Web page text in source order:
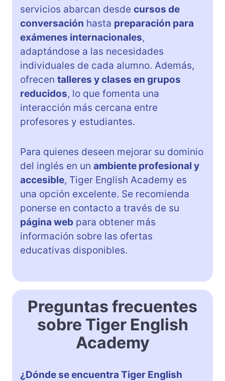
servicios abarcan desde cursos de
conversación hasta preparación para
exámenes internacionales,
adaptándose a las necesidades
individuales de cada alumno. Además,
ofrecen talleres y clases en grupos
reducidos, lo que fomenta una
interacción más cercana entre
profesores y estudiantes.
Para quienes deseen mejorar su dominio
del inglés en un ambiente profesional y
accesible, Tiger English Academy es
una opción excelente. Se recomienda
ponerse en contacto a través de su
página web para obtener más
información sobre las ofertas
educativas disponibles.
Preguntas frecuentes
sobre Tiger English
Academy
¿Dónde se encuentra Tiger English